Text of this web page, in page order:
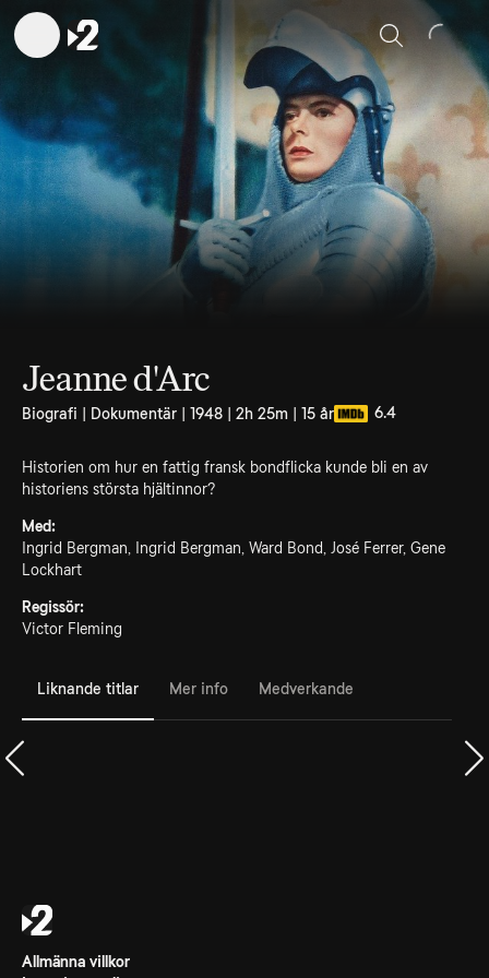
Sök
Jeanne d'Arc
Biografi | Dokumentär | 1948 | 2h 25m | 15 år 6.4
Historien om hur en fattig fransk bondflicka kunde bli en av
historiens största hjältinnor?
Med:
Ingrid Bergman, Ingrid Bergman, Ward Bond, José Ferrer, Gene
Lockhart
Regissör:
Victor Fleming
Liknande titlar Mer info Medverkande
Allmänna villkor